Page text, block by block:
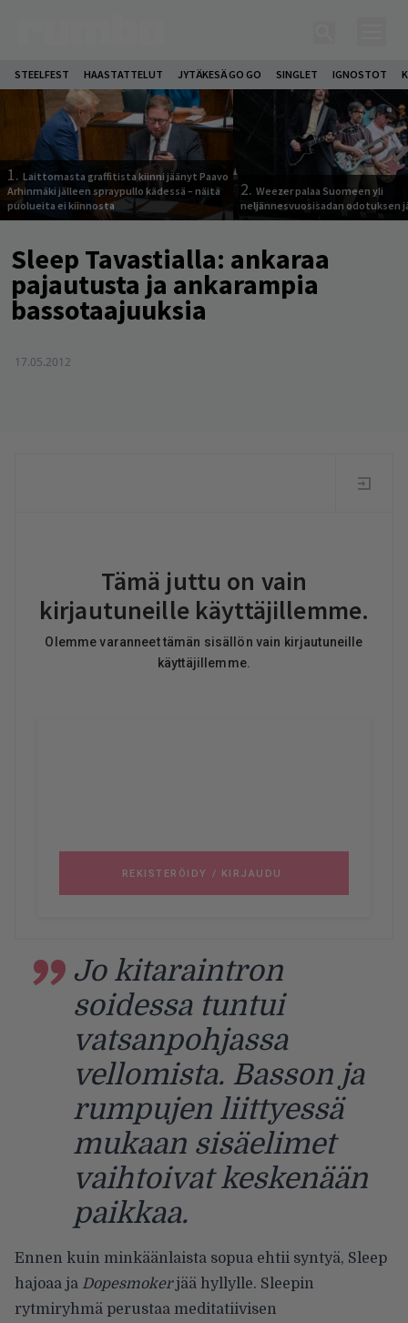
STEELFEST HAASTATTELUT JYTÄKESÄ GO GO SINGLET IGNOSTOT
1. Laittomasta graffitista kiinni jäänyt Paavo
Arhinmäki jälleen spraypullo kädessä – näitä
puolueita ei kiinnosta
2. Weezer palaa Suomeen yli
neljännesvuosisadan odotuksen
Sleep Tavastialla: ankaraa
pajautusta ja ankarampia
bassotaajuuksia
17.05.2012
Jo kitaraintron
soidessa tuntui
vatsanpohjassa
vellomista. Basson ja
rumpujen liittyessä
mukaan sisäelimet
vaihtoivat keskenään
paikkaa.
Ennen kuin minkäänlaista sopua ehtii syntyä, Sleep
hajoaa ja Dopesmokerjää hyllylle. Sleepin
rytmiryhmä perustaa meditatiivisen